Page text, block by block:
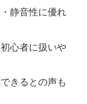
静音性に優れ
心者に扱いや
きるとの声も